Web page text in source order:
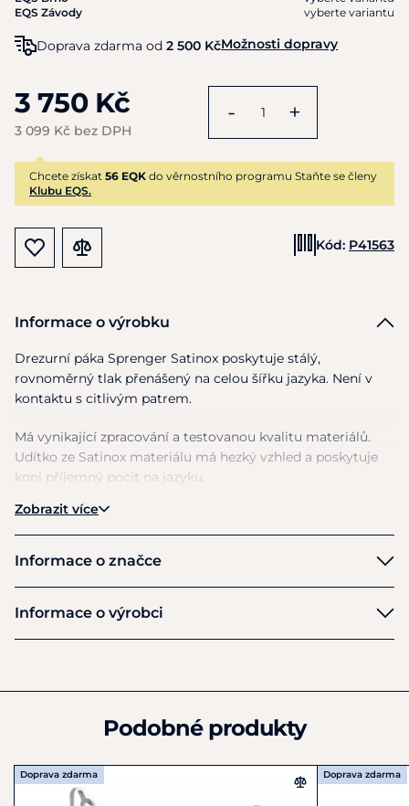
EQS Závody
vyberte variantu
Doprava zdarma od 2 500 KčMožnosti dopravy
3 750 Kč
3 099 Kč bez DPH
- +
Chcete získat 56 EQK do věrnostního programu Staňte se členy
Klubu EQS.
Kód: P41563
Informace o výrobku
Drezurní páka Sprenger Satinox poskytuje stálý,
rovnoměrný tlak přenášený na celou šířku jazyka. Není v
kontaktu s citlivým patrem.
Má vynikající zpracování a testovanou kvalitu materiálů.
Udítko ze Satinox materiálu má hezký vzhled a poskytuje
koni příjemný pocit na jazyku.
Tloušťka udítka: 14 mm
Délka dolního ramene: 7 cm
Materiál:ušlechtilá nerezová ocel
Zobrazit více
Informace o značce
Sprenger
Informace o výrobci
Alexanderstr 10-21
+49 2371 9559 - 0
herm.sprenger@sprenger.de
Podobné produkty
Doprava zdarma Doprava zdarma